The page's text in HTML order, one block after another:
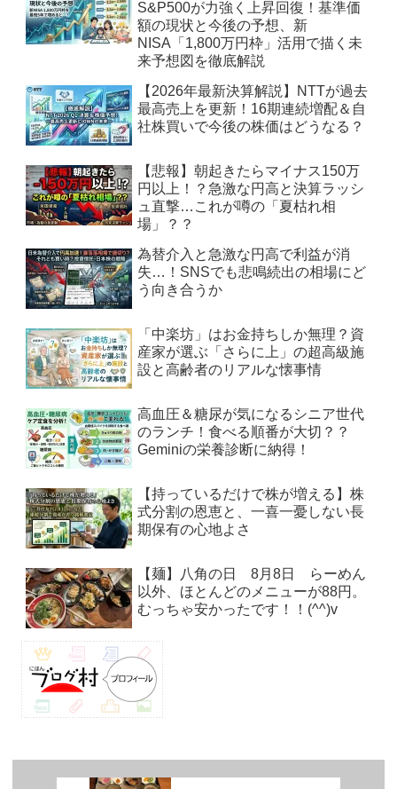
S&P500が力強く上昇回復！基準価
額の現状と今後の予想、新
NISA「1,800万円枠」活用で描く未
来予想図を徹底解説
【2026年最新決算解説】NTTが過去
最高売上を更新！16期連続増配＆自
社株買いで今後の株価はどうなる？
【悲報】朝起きたらマイナス150万
円以上！？急激な円高と決算ラッシ
ュ直撃…これが噂の「夏枯れ相
場」？？
為替介入と急激な円高で利益が消
失…！SNSでも悲鳴続出の相場にど
う向き合うか
「中楽坊」はお金持ちしか無理？資
産家が選ぶ「さらに上」の超高級施
設と高齢者のリアルな懐事情
高血圧＆糖尿が気になるシニア世代
のランチ！食べる順番が大切？？
Geminiの栄養診断に納得！
【持っているだけで株が増える】株
式分割の恩恵と、一喜一憂しない長
期保有の心地よさ
【麺】八角の日 8月8日 らーめん
以外、ほとんどのメニューが88円。
むっちゃ安かったです！！(^^)v